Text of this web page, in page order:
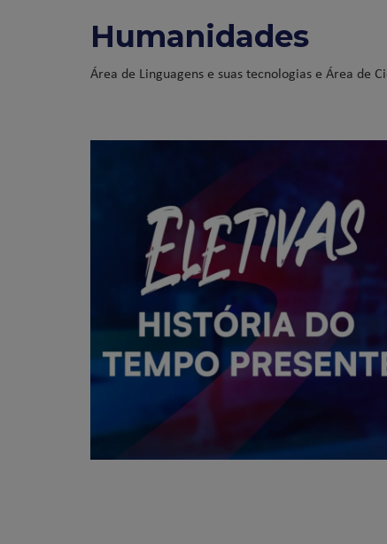
Humanidades
Área de Linguagens e suas tecnologias e Área de